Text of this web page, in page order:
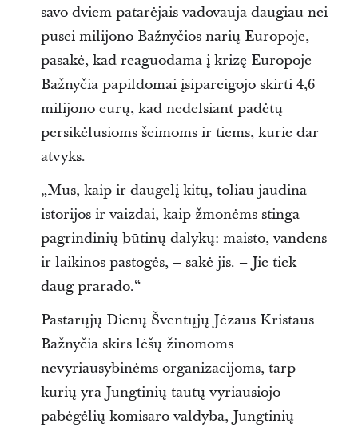
savo dviem patarėjais vadovauja daugiau nei
pusei milijono Bažnyčios narių Europoje,
pasakė, kad reaguodama į krizę Europoje
Bažnyčia papildomai įsipareigojo skirti 4,6
milijono eurų, kad nedelsiant padėtų
persikėlusioms šeimoms ir tiems, kurie dar
atvyks.
„Mus, kaip ir daugelį kitų, toliau jaudina
istorijos ir vaizdai, kaip žmonėms stinga
pagrindinių būtinų dalykų: maisto, vandens
ir laikinos pastogės, – sakė jis. – Jie tiek
daug prarado.“
Pastarųjų Dienų Šventųjų Jėzaus Kristaus
Bažnyčia skirs lėšų žinomoms
nevyriausybinėms organizacijoms, tarp
kurių yra Jungtinių tautų vyriausiojo
pabėgėlių komisaro valdyba, Jungtinių